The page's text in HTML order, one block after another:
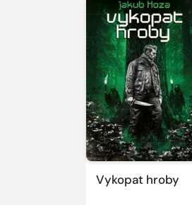
Vykopat hroby